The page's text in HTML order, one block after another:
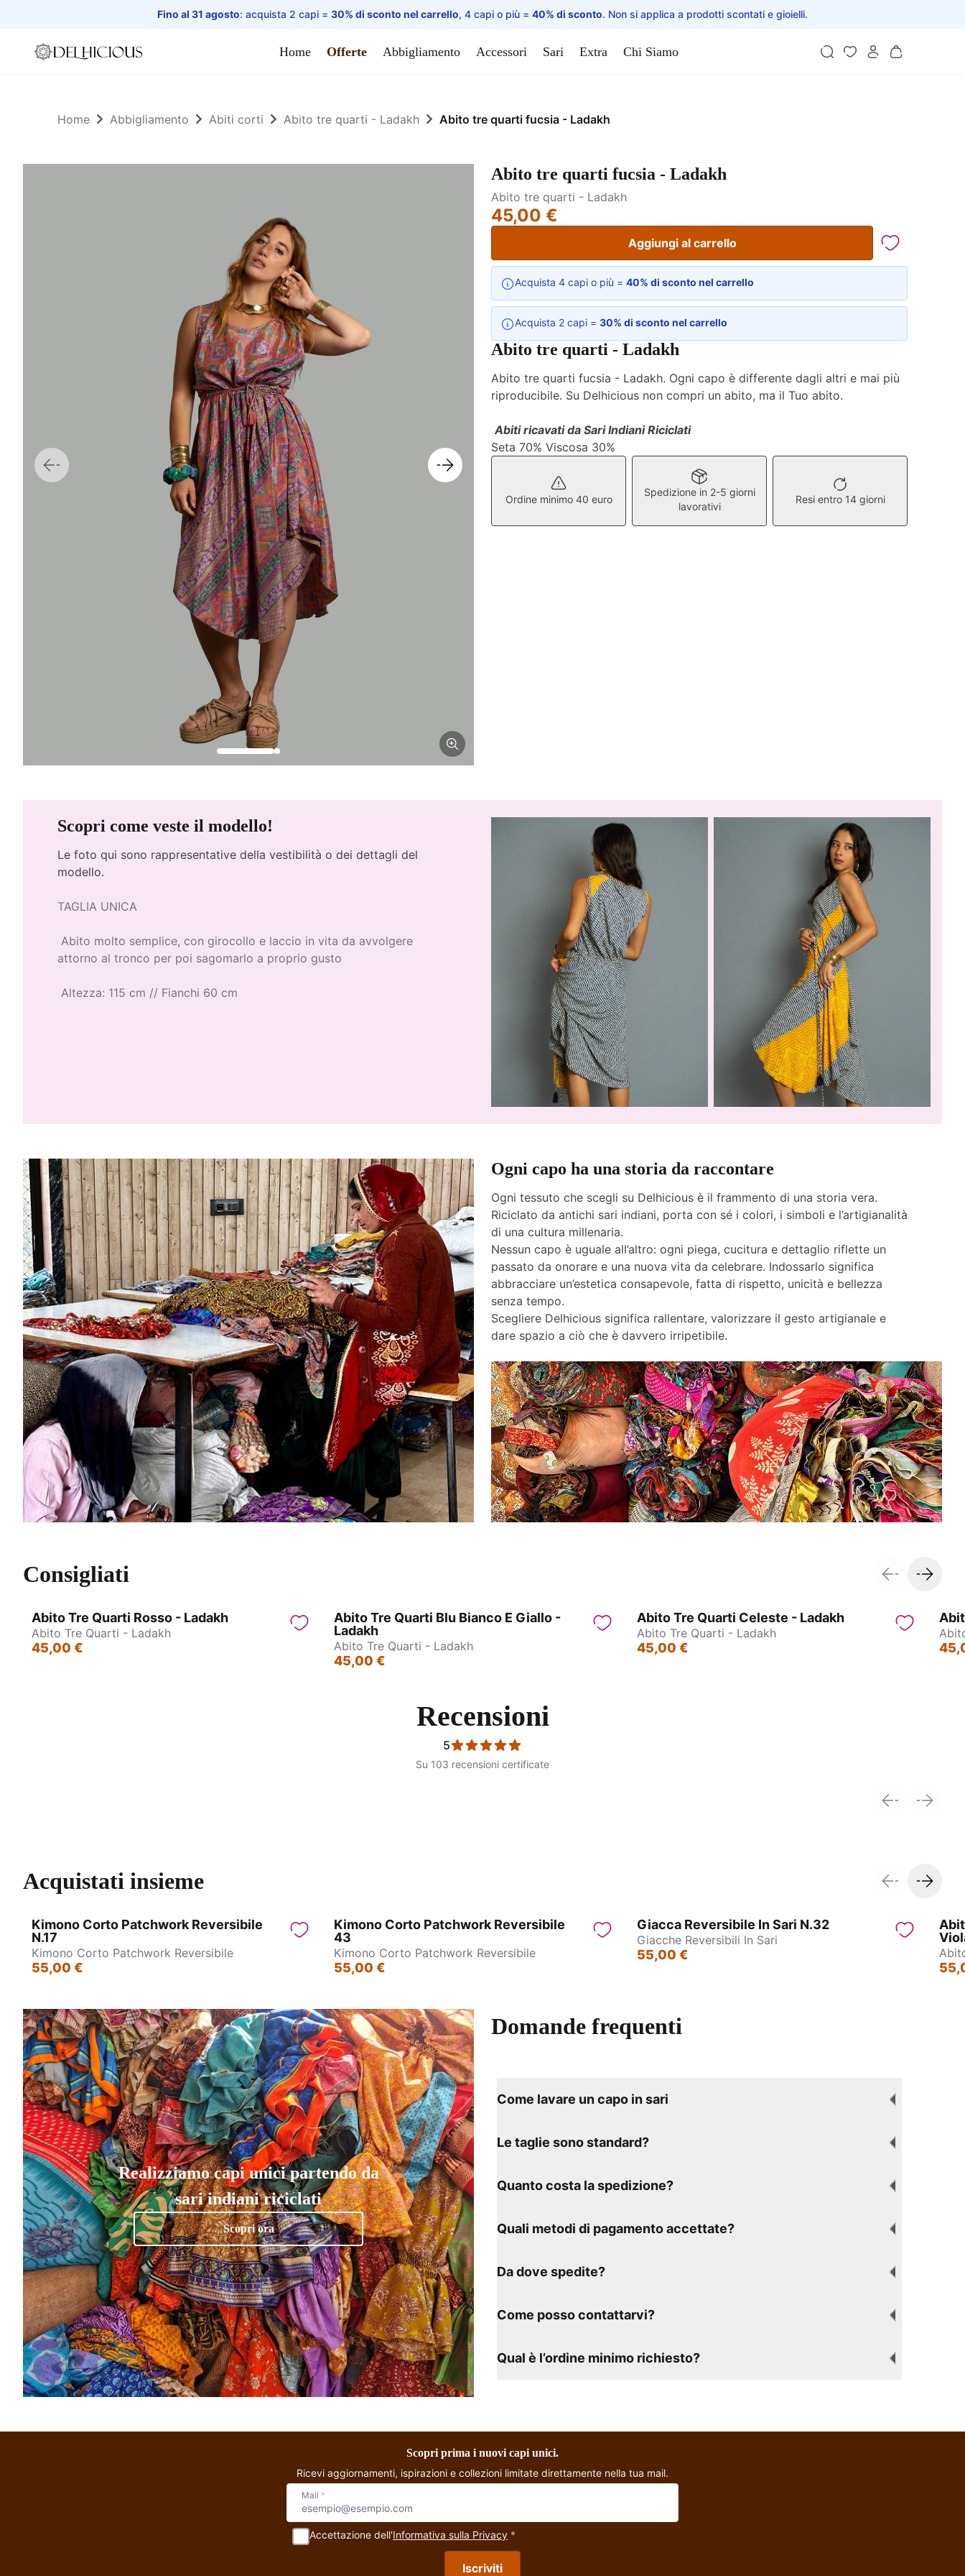
Fino al 31 agosto: acquista 2 capi = 30% di sconto nel carrello, 4 capi o più = 40% di sconto. Non si applica a prodotti scontati e gioielli.
Home
Home Offerte Abbigliamento Accessori Sari Extra Chi Siamo
Home Abbigliamento Abiti corti Abito tre quarti - Ladakh Abito tre quarti fucsia - Ladakh
Abito tre quarti fucsia - Ladakh
Abito tre quarti - Ladakh
45,00 €
Aggiungi al carrello
Acquista 4 capi o più = 40% di sconto nel carrello
Acquista 2 capi = 30% di sconto nel carrello
Abito tre quarti - Ladakh
Abito tre quarti fucsia - Ladakh. Ogni capo è differente dagli altri e mai più
riproducibile. Su Delhicious non compri un abito, ma il Tuo abito.
Abiti ricavati da Sari Indiani Riciclati
Seta 70% Viscosa 30%
Ordine minimo 40 euro
Spedizione in 2-5 giorni
lavorativi
Resi entro 14 giorni
Scopri come veste il modello!
Le foto qui sono rappresentative della vestibilità o dei dettagli del
modello.
TAGLIA UNICA
Abito molto semplice, con girocollo e laccio in vita da avvolgere
attorno al tronco per poi sagomarlo a proprio gusto
Altezza: 115 cm // Fianchi 60 cm
Ogni capo ha una storia da raccontare
Ogni tessuto che scegli su Delhicious è il frammento di una storia vera.
Riciclato da antichi sari indiani, porta con sé i colori, i simboli e l’artigianalità
di una cultura millenaria.
Nessun capo è uguale all’altro: ogni piega, cucitura e dettaglio riflette un
passato da onorare e una nuova vita da celebrare. Indossarlo significa
abbracciare un’estetica consapevole, fatta di rispetto, unicità e bellezza
senza tempo.
Scegliere Delhicious significa rallentare, valorizzare il gesto artigianale e
dare spazio a ciò che è davvero irripetibile.
Consigliati
Abito Tre Quarti Rosso - Ladakh
Abito Tre Quarti - Ladakh
45,00 €
Abito Tre Quarti Blu Bianco E Giallo -
Ladakh
Abito Tre Quarti - Ladakh
45,00 €
Abito Tre Quarti Celeste - Ladakh
Abito Tre Quarti - Ladakh
45,00 €
Recensioni
5
Su 103 recensioni certificate
Abitino con maniche corte - Haryana
Acquistati insieme
Kimono Corto Patchwork Reversibile
N.17
Kimono Corto Patchwork Reversibile
55,00 €
Kimono Corto Patchwork Reversibile
43
Kimono Corto Patchwork Reversibile
55,00 €
Giacca Reversibile In Sari N.32
Giacche Reversibili In Sari
55,00 €
Realizziamo capi unici partendo da
sari indiani riciclati
Scopri ora
Domande frequenti
Come lavare un capo in sari
Le taglie sono standard?
Quanto costa la spedizione?
Quali metodi di pagamento accettate?
Da dove spedite?
Come posso contattarvi?
Qual è l’ordine minimo richiesto?
Scopri prima i nuovi capi unici.
Ricevi aggiornamenti, ispirazioni e collezioni limitate direttamente nella tua mail.
Mail *
Accettazione dell'Informativa sulla Privacy *
Iscriviti